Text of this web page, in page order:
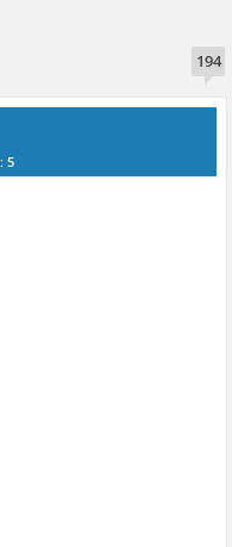
194
5